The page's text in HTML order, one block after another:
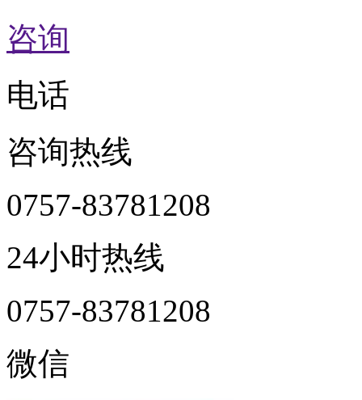
咨询
电话
咨询热线
0757-83781208
24小时热线
0757-83781208
微信